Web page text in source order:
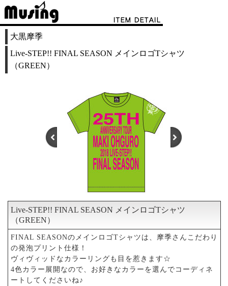
大黒摩季
Live-STEP!! FINAL SEASON メインロゴTシャツ
（GREEN）
6
Live-STEP!! FINAL SEASON メインロゴTシャツ
（GREEN）
FINAL SEASONのメインロゴTシャツは、摩季さんこだわり
の発泡プリント仕様！
ヴィヴィッドなカラーリングも目を惹きます☆
4色カラー展開なので、お好きなカラーを選んでコーディネ
ートしてくださいね♪